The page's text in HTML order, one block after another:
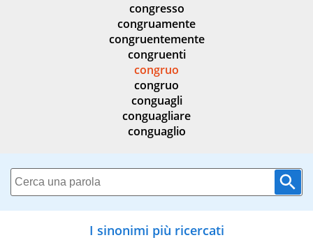
congresso
congruamente
congruentemente
congruenti
congruo
congruo
conguagli
conguagliare
conguaglio
I sinonimi più ricercati